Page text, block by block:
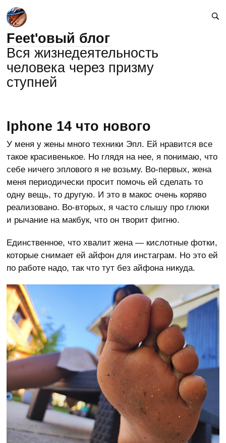
Feet'овый блог
Вся жизнедеятельность
человека через призму
ступней
Iphone 14 что нового
У меня у жены много техники Эпл. Ей нравится все
такое красивенькое. Но глядя на нее, я понимаю, что
себе ничего эплового я не возьму. Во-первых, жена
меня периодически просит помочь ей сделать то
одну вещь, то другую. И это в макос очень коряво
реализовано. Во-вторых, я часто слышу про глюки
и рычание на макбук, что он творит фигню.
Единственное, что хвалит жена — кислотные фотки,
которые снимает ей айфон для инстаграм. Но это ей
по работе надо, так что тут без айфона никуда.